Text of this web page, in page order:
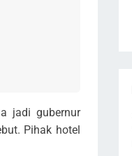
jadi gubernur
Pihak hotel